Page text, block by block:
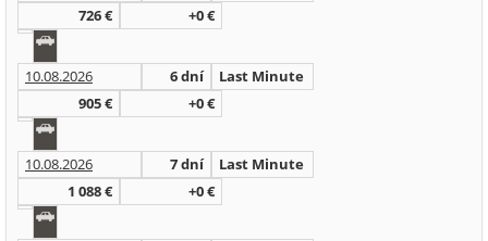
726 € +0 €
10.08.2026 6 dní
Last Minute
905 €
+0 €
10.08.2026 7 dní
Last Minute
1 088 €
+0 €